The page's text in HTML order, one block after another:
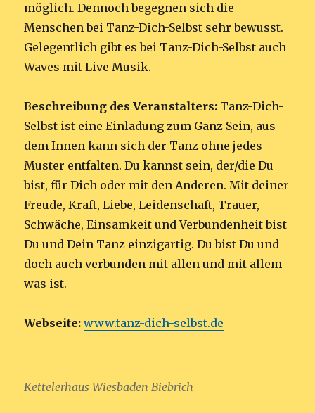
möglich. Dennoch begegnen sich die
Menschen bei Tanz-Dich-Selbst sehr bewusst.
Gelegentlich gibt es bei Tanz-Dich-Selbst auch
Waves mit Live Musik.
Beschreibung des Veranstalters: Tanz-Dich-
Selbst ist eine Einladung zum Ganz Sein, aus
dem Innen kann sich der Tanz ohne jedes
Muster entfalten. Du kannst sein, der/die Du
bist, für Dich oder mit den Anderen. Mit deiner
Freude, Kraft, Liebe, Leidenschaft, Trauer,
Schwäche, Einsamkeit und Verbundenheit bist
Du und Dein Tanz einzigartig. Du bist Du und
doch auch verbunden mit allen und mit allem
was ist.
Webseite: www.tanz-dich-selbst.de
Kettelerhaus Wiesbaden Biebrich